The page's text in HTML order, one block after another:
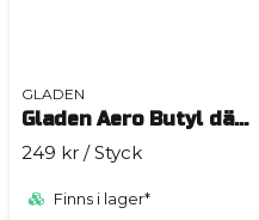
GLADEN
Gladen Aero Butyl dämpmatta
249 kr / Styck
Finns i lager*